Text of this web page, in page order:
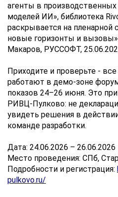
агенты в производственных
моделей ИИ», библиотека
раскрывается на пленарной
новые горизонты и
Макаров, РУССОФТ,
Приходите и проверьте -
работают в демо-зоне
показов 24–26 июня. Это
РИВЦ-Пулково: не
увидеть решения в
команде разработки.
Дата: 24.06.2026 – 26.06.2026
Место проведения: СПб,
Подробности и регистрация:
pulkovo.ru/